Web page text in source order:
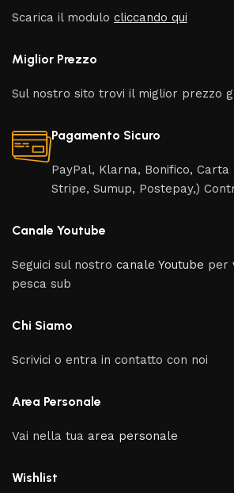
Scarica il modulocliccando qui
Miglior Prezzo
Sul nostro sito trovi il miglior prezzo
Pagamento Sicuro
PayPal, Klarna, Bonifico, Carta
Stripe, Sumup, Postepay,)
Canale Youtube
Seguici sul nostrocanale Youtube per
pesca sub
Chi Siamo
Scrivici o entra in contatto con noi
Area Personale
Vai nella tua area personale
Wishlist